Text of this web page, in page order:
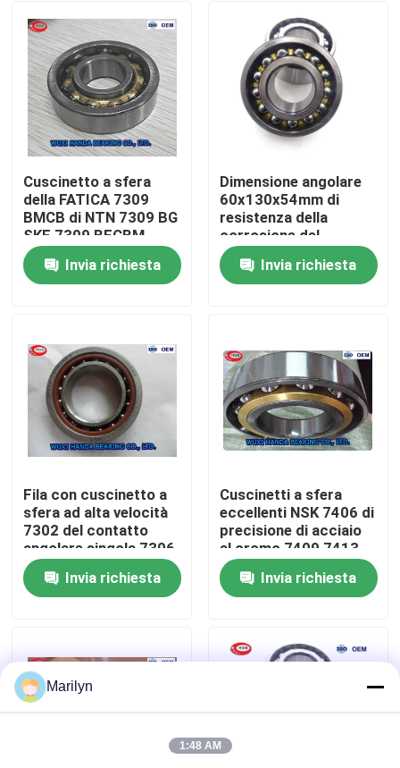
Casa
Circa noi
Giro della fabbrica
Contattici
Notizie
Cuscinetto a rulli conici
Cuscinetto a rulli sferico
Cuscinetto a sfera
della FATICA 7309
BMCB di NTN 7309 BG
SKF 7309 BECBM
7311 BECBM BECBP
BEGAPInvia richiesta
Dimensione angolare
60x130x54mm di
resistenza della
corrosione del
cuscinetto del
contatto di doppia fila
3312
Invia richiesta
Fila con cuscinetto a
sfera ad alta velocità
7302 del contatto
angolare singola 7306
7309 7312 7317 7318
Invia richiesta
Cuscinetti a sfera
eccellenti NSK 7406 di
precisione di acciaio
al cromo 7409 7413
7416 7417 7418
Poiché CA di C
Invia richiesta
Marilyn
1:48 AM